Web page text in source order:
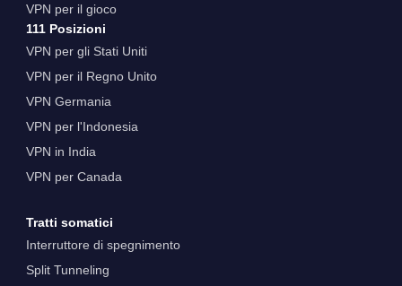
VPN per il gioco
111 Posizioni
VPN per gli Stati Uniti
VPN per il Regno Unito
VPN Germania
VPN per l'Indonesia
VPN in India
VPN per Canada
Tratti somatici
Interruttore di spegnimento
Split Tunneling